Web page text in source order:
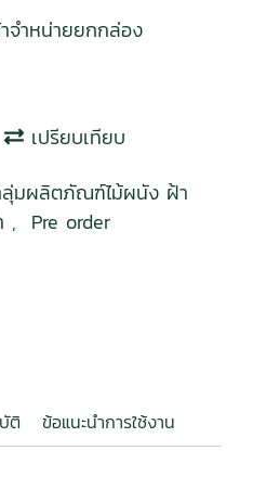
จำหน่ายยกกล่อง
เปรียบเทียบ
มผลิตภัณฑ์ไม้ผนัง ฝ้า
, Pre order
ติ ข้อแนะนำการใช้งาน